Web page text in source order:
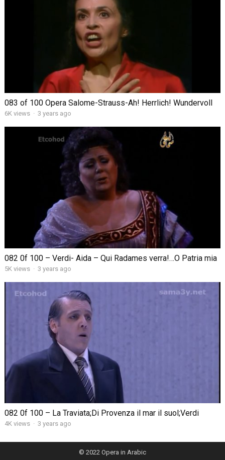
083 of 100 Opera Salome-Strauss-Ah! Herrlich! Wundervoll
6K views · 3 years ago
082 0f 100 – Verdi- Aida – Qui Radames verra!…O Patria mia
5K views · 3 years ago
082 0f 100 – La Traviata;Di Provenza il mar il suol;Verdi
4K views · 3 years ago
© 2022 Opera in Arabic